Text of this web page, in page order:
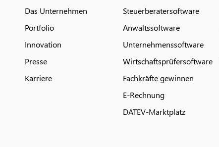
Das Unternehmen
Portfolio
Innovation
Presse
Karriere
Steuerberatersoftware
Anwaltssoftware
Unternehmenssoftware
Wirtschaftsprüfersoftware
Fachkräfte gewinnen
E-Rechnung
DATEV-Marktplatz